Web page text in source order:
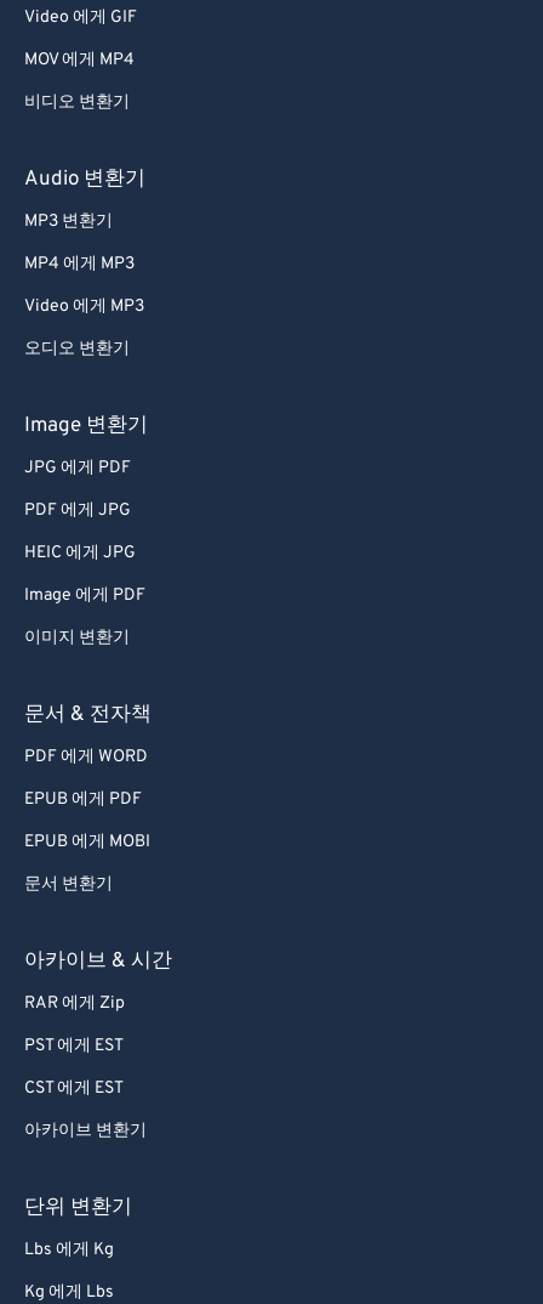
Video 에게 GIF
MOV 에게 MP4
비디오 변환기
Audio 변환기
MP3 변환기
MP4 에게 MP3
Video 에게 MP3
오디오 변환기
Image 변환기
JPG 에게 PDF
PDF 에게 JPG
HEIC 에게 JPG
Image 에게 PDF
이미지 변환기
문서 & 전자책
PDF 에게 WORD
EPUB 에게 PDF
EPUB 에게 MOBI
문서 변환기
아카이브 & 시간
RAR 에게 Zip
PST 에게 EST
CST 에게 EST
아카이브 변환기
단위 변환기
Lbs 에게 Kg
Kg 에게 Lbs